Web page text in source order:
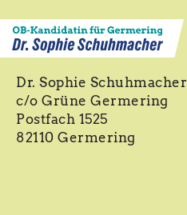
Dr. Sophie Schuhmacher
c/o Grüne Germering
Postfach 1525
82110 Germering